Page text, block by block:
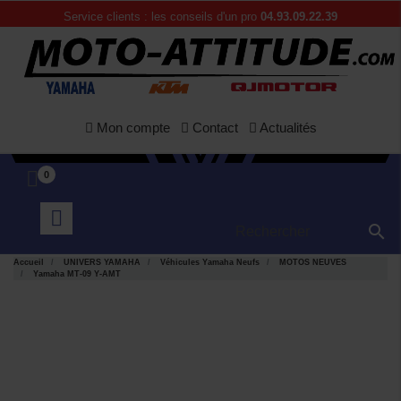
Service clients : les conseils d'un pro 04.93.09.22.39
Mon compte Contact Actualités
0

Accueil UNIVERS YAMAHA Véhicules Yamaha Neufs
MOTOS NEUVES
Yamaha MT-09 Y-AMT